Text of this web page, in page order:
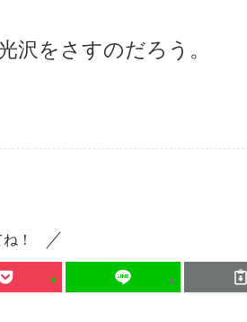
沢をさすのだろう。
！